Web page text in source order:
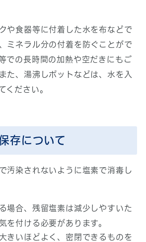
や食器等に付着した水を布などで
ミネラル分の付着を防ぐことがで
での長時間の加熱や空だきにもご
た、湯沸しポットなどは、水を入
ください。
存について
汚染されないように塩素で消毒し
場合、残留塩素は減少しやすいた
を付ける必要があります。
きいほどよく、密閉できるものを